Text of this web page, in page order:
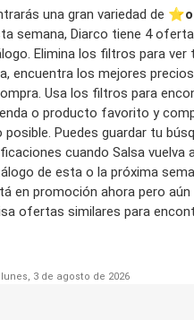
una gran variedad de ⭐️
semana, Diarco tiene 4
Elimina los filtros para ver
encuentra los mejores
Usa los filtros para
o producto favorito y
Puedes guardar tu
cuando Salsa vuelva
de esta o la próxima
en promoción ahora pero aún
ofertas similares para
3 de agosto de 2026